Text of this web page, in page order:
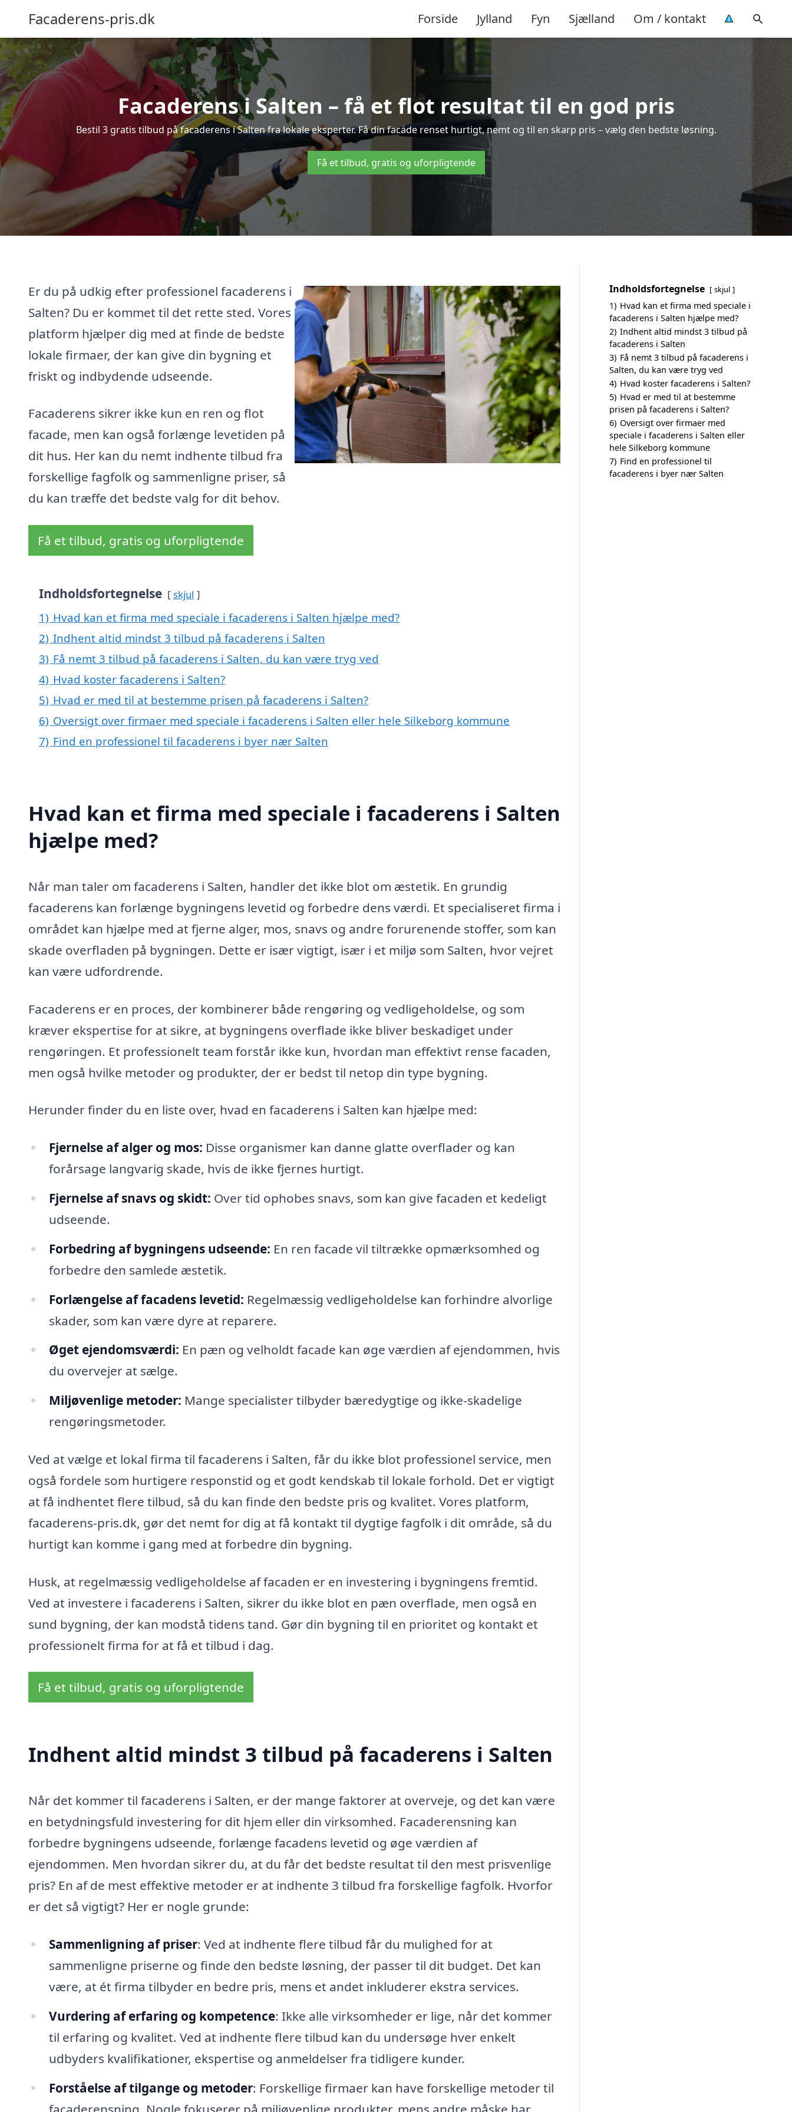
Facaderens-pris.dk Forside Jylland Fyn Sjælland Om / kontakt
Facaderens i Salten – få et flot resultat til en god pris
Bestil 3 gratis tilbud på facaderens i Salten fra lokale eksperter. Få din facade renset hurtigt, nemt og til en skarp pris – vælg den bedste løsning.
Få et tilbud, gratis og uforpligtende
Er du på udkig efter professionel facaderens i
Salten? Du er kommet til det rette sted. Vores
platform hjælper dig med at finde de bedste
lokale firmaer, der kan give din bygning et
friskt og indbydende udseende.
Facaderens sikrer ikke kun en ren og flot
facade, men kan også forlænge levetiden på
dit hus. Her kan du nemt indhente tilbud fra
forskellige fagfolk og sammenligne priser, så
du kan træffe det bedste valg for dit behov.
Få et tilbud, gratis og uforpligtende
Indholdsfortegnelse skjul
1) Hvad kan et firma med speciale i facaderens i Salten hjælpe med?
2) Indhent altid mindst 3 tilbud på facaderens i Salten
3) Få nemt 3 tilbud på facaderens i Salten, du kan være tryg ved
4) Hvad koster facaderens i Salten?
5) Hvad er med til at bestemme prisen på facaderens i Salten?
6) Oversigt over firmaer med speciale i facaderens i Salten eller hele Silkeborg kommune
7) Find en professionel til facaderens i byer nær Salten
Hvad kan et firma med speciale i facaderens i Salten
hjælpe med?
Når man taler om facaderens i Salten, handler det ikke blot om æstetik. En grundig
facaderens kan forlænge bygningens levetid og forbedre dens værdi. Et specialiseret firma i
området kan hjælpe med at fjerne alger, mos, snavs og andre forurenende stoffer, som kan
skade overfladen på bygningen. Dette er især vigtigt, især i et miljø som Salten, hvor vejret
kan være udfordrende.
Facaderens er en proces, der kombinerer både rengøring og vedligeholdelse, og som
kræver ekspertise for at sikre, at bygningens overflade ikke bliver beskadiget under
rengøringen. Et professionelt team forstår ikke kun, hvordan man effektivt rense facaden,
men også hvilke metoder og produkter, der er bedst til netop din type bygning.
Herunder finder du en liste over, hvad en facaderens i Salten kan hjælpe med:
Fjernelse af alger og mos: Disse organismer kan danne glatte overflader og kan
forårsage langvarig skade, hvis de ikke fjernes hurtigt.
Fjernelse af snavs og skidt: Over tid ophobes snavs, som kan give facaden et kedeligt
udseende.
Forbedring af bygningens udseende: En ren facade vil tiltrække opmærksomhed og
forbedre den samlede æstetik.
Forlængelse af facadens levetid: Regelmæssig vedligeholdelse kan forhindre alvorlige
skader, som kan være dyre at reparere.
Øget ejendomsværdi: En pæn og velholdt facade kan øge værdien af ejendommen, hvis
du overvejer at sælge.
Miljøvenlige metoder: Mange specialister tilbyder bæredygtige og ikke-skadelige
rengøringsmetoder.
Ved at vælge et lokal firma til facaderens i Salten, får du ikke blot professionel service, men
også fordele som hurtigere responstid og et godt kendskab til lokale forhold. Det er vigtigt
at få indhentet flere tilbud, så du kan finde den bedste pris og kvalitet. Vores platform,
facaderens-pris.dk, gør det nemt for dig at få kontakt til dygtige fagfolk i dit område, så du
hurtigt kan komme i gang med at forbedre din bygning.
Husk, at regelmæssig vedligeholdelse af facaden er en investering i bygningens fremtid.
Ved at investere i facaderens i Salten, sikrer du ikke blot en pæn overflade, men også en
sund bygning, der kan modstå tidens tand. Gør din bygning til en prioritet og kontakt et
professionelt firma for at få et tilbud i dag.
Få et tilbud, gratis og uforpligtende
Indhent altid mindst 3 tilbud på facaderens i Salten
Når det kommer til facaderens i Salten, er der mange faktorer at overveje, og det kan være
en betydningsfuld investering for dit hjem eller din virksomhed. Facaderensning kan
forbedre bygningens udseende, forlænge facadens levetid og øge værdien af
ejendommen. Men hvordan sikrer du, at du får det bedste resultat til den mest prisvenlige
pris? En af de mest effektive metoder er at indhente 3 tilbud fra forskellige fagfolk. Hvorfor
er det så vigtigt? Her er nogle grunde:
Sammenligning af priser: Ved at indhente flere tilbud får du mulighed for at
sammenligne priserne og finde den bedste løsning, der passer til dit budget. Det kan
være, at ét firma tilbyder en bedre pris, mens et andet inkluderer ekstra services.
Vurdering af erfaring og kompetence: Ikke alle virksomheder er lige, når det kommer
til erfaring og kvalitet. Ved at indhente flere tilbud kan du undersøge hver enkelt
udbyders kvalifikationer, ekspertise og anmeldelser fra tidligere kunder.
Forståelse af tilgange og metoder: Forskellige firmaer kan have forskellige metoder til
Indholdsfortegnelse skjul
1) Hvad kan et firma med speciale i
facaderens i Salten hjælpe med?
2) Indhent altid mindst 3 tilbud på
facaderens i Salten
3) Få nemt 3 tilbud på facaderens i
Salten, du kan være tryg ved
4) Hvad koster facaderens i Salten?
5) Hvad er med til at bestemme
prisen på facaderens i Salten?
6) Oversigt over firmaer med
speciale i facaderens i Salten eller
hele Silkeborg kommune
7) Find en professionel til
facaderens i byer nær Salten